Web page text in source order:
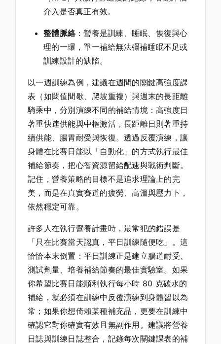
介入是否真正有效。
整體脈絡：營養是訓練、睡眠、恢復與心
理的一環，單一補給無法彌補睡眠不足或
訓練設計的缺陷。
以一週訓練為例，建議在週間的關鍵高強度課
表（如閾值間歇、爬坡重複）與週末的長距離
騎乘中，分別演練不同的補給情境：高強度日
著重快速供能與中樞激活，長距離日則著重持
續供能、腸胃耐受與恢復。透過反覆演練，讓
身體在比賽日能以「自動化」的方式執行最佳
補給節奏，把心智資源留給配速與戰術判斷。
記住，營養策略的目標不是追求理論上的完
美，而是在真實賽道的疲勞、高溫與壓力下，
依然穩定可靠。
許多人在執行營養計畫時，最常犯的錯誤是
「只在比賽當天認真，平日訓練隨便吃」。這
恰恰本末倒置：平日訓練正是建立腸道耐受、
測試劑量、培養補給節奏的最佳實驗室。如果
你希望比賽日能順利執行每小時 80 克碳水的
補給，就必須在訓練中反覆演練到身體習以為
常；如果你想倚賴某種補充品，更要在訓練中
確認它對你確實有效且無副作用。建議將營養
日誌與訓練日誌整合，記錄每次關鍵課表的補